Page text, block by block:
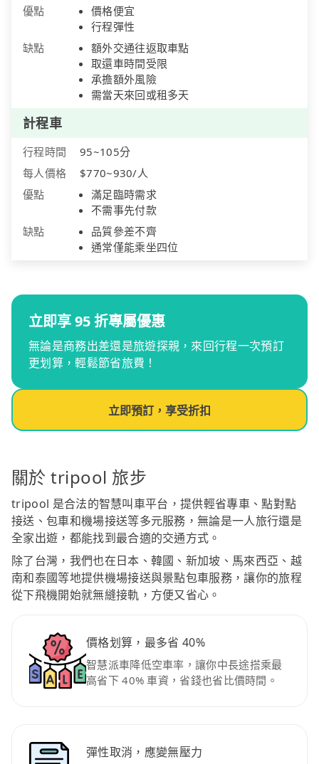
優點
價格便宜
行程彈性
缺點
額外交通往返取車點
取還車時間受限
承擔額外風險
需當天來回或租多天
計程車
行程時間
95~105分
每人價格
$770~930/人
優點
滿足臨時需求
不需事先付款
缺點
品質參差不齊
通常僅能乘坐四位
立即享 95 折專屬優惠
無論是商務出差還是旅遊探親，來回行程一次預訂
更划算，輕鬆節省旅費！
立即預訂，享受折扣
關於 tripool 旅步
tripool 是合法的智慧叫車平台，提供輕省專車、點對點
接送、包車和機場接送等多元服務，無論是一人旅行還是
全家出遊，都能找到最合適的交通方式。
除了台灣，我們也在日本、韓國、新加坡、馬來西亞、越
南和泰國等地提供機場接送與景點包車服務，讓你的旅程
從下飛機開始就無縫接軌，方便又省心。
價格划算，最多省 40%
智慧派車降低空車率，讓你中長途搭乘最
高省下 40% 車資，省錢也省比價時間。
彈性取消，應變無壓力